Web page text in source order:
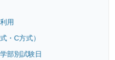
用
・C方式）
部別試験日